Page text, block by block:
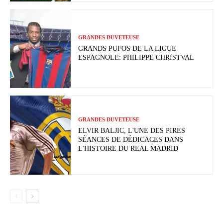
GRANDES DUVETEUSE
GRANDS PUFOS DE LA LIGUE
ESPAGNOLE: PHILIPPE CHRISTVAL
GRANDES DUVETEUSE
ELVIR BALJIC, L'UNE DES PIRES
SÉANCES DE DÉDICACES DANS
L'HISTOIRE DU REAL MADRID